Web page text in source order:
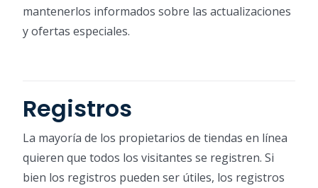
mantenerlos informados sobre las actualizaciones
y ofertas especiales.
Registros
La mayoría de los propietarios de tiendas en línea
quieren que todos los visitantes se registren. Si
bien los registros pueden ser útiles, los registros